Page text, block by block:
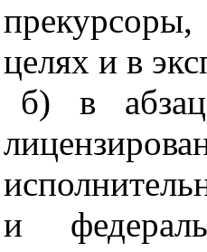
целях и в
б) в
и